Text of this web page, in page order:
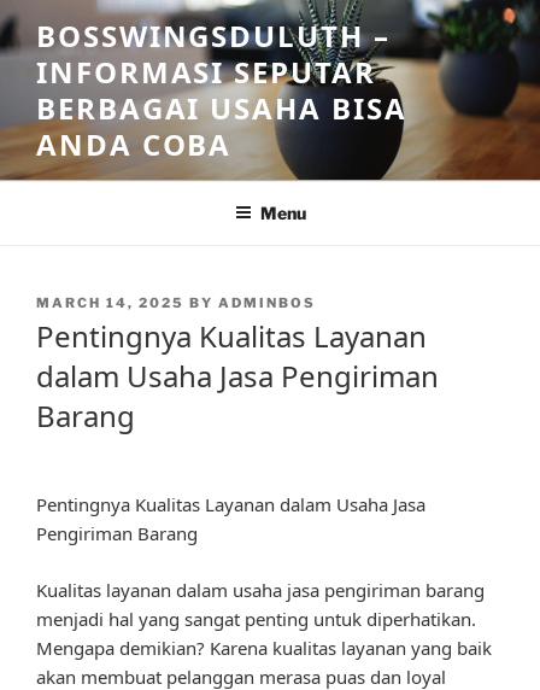
Skip
to
content
BOSSWINGSDULUTH –
INFORMASI SEPUTAR
BERBAGAI USAHA BISA
ANDA COBA
Menu
POSTED
MARCH 14, 2025 BY ADMINBOS
Pentingnya Kualitas Layanan
dalam Usaha Jasa Pengiriman
Barang
Pentingnya Kualitas Layanan dalam Usaha Jasa
Pengiriman Barang
Kualitas layanan dalam usaha jasa pengiriman barang
menjadi hal yang sangat penting untuk diperhatikan.
Mengapa demikian? Karena kualitas layanan yang baik
akan membuat pelanggan merasa puas dan loyal